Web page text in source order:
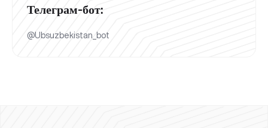
Телеграм-бот:
@Ubsuzbekistan_bot